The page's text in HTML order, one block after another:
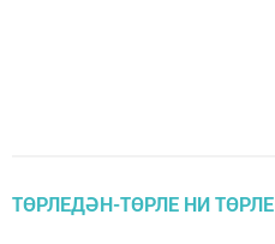
ТӨРЛЕДӘН-ТӨРЛЕ НИ ТӨРЛЕ